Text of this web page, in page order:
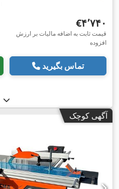
‎€۴٬۷۴۰
قیمت ثابت به اضافه مالیات بر ارزش
افزوده
تماس بگیرید
آگهی کوچک